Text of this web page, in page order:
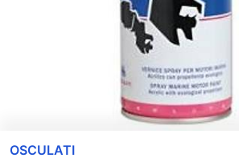
OSCULATI